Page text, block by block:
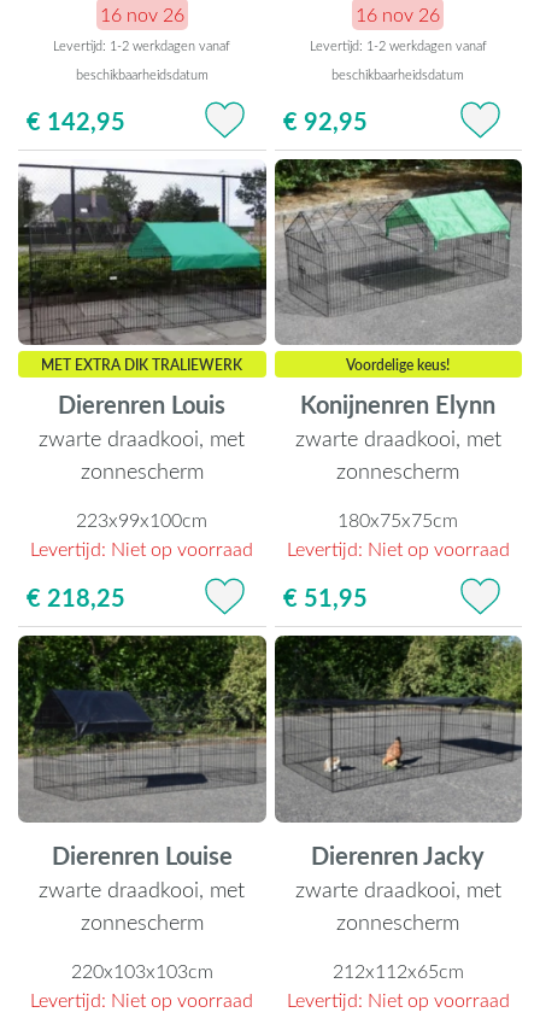
16 nov 26
Levertijd: 1-2 werkdagen vanaf
beschikbaarheidsdatum
€ 142,95
16 nov 26
Levertijd: 1-2 werkdagen vanaf
beschikbaarheidsdatum
€ 92,95
MET EXTRA DIK TRALIEWERK
Dierenren Louis
zwarte draadkooi, met
zonnescherm
223x99x100cm
Levertijd: Niet op voorraad
€ 218,25
Voordelige keus!
Konijnenren Elynn
zwarte draadkooi, met
zonnescherm
180x75x75cm
Levertijd: Niet op voorraad
€ 51,95
Dierenren Louise
zwarte draadkooi, met
zonnescherm
220x103x103cm
Levertijd: Niet op voorraad
Dierenren Jacky
zwarte draadkooi, met
zonnescherm
212x112x65cm
Levertijd: Niet op voorraad